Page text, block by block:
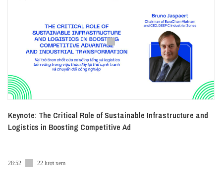
Keynote: The Critical Role of Sustainable Infrastructure and
Logistics in Boosting Competitive Ad
28:52 22 lượt xem